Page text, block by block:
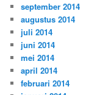
september 2014
augustus 2014
juli 2014
juni 2014
mei 2014
april 2014
februari 2014